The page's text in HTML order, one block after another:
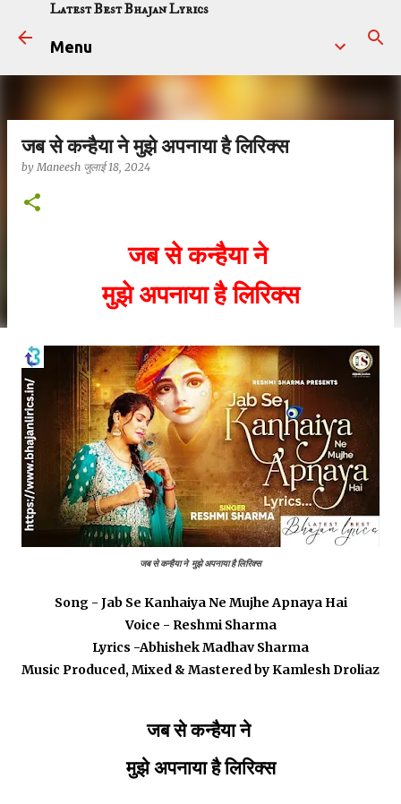
सीधे मुख्य सामग्री पर जाएं
Latest Best Bhajan Lyrics
Menu
जब से कन्हैया ने मुझे अपनाया है लिरिक्स
byManeesh जुलाई 18, 2024
जब से कन्हैया ने
मुझे अपनाया है लिरिक्स
जब से कन्हैया ने मुझे अपनाया है लिरिक्स
Song - Jab Se Kanhaiya Ne Mujhe Apnaya Hai
Voice - Reshmi Sharma
Lyrics -Abhishek Madhav Sharma
Music Produced, Mixed & Mastered by Kamlesh Droliaz
जब से कन्हैया ने
मुझे अपनाया है लिरिक्स